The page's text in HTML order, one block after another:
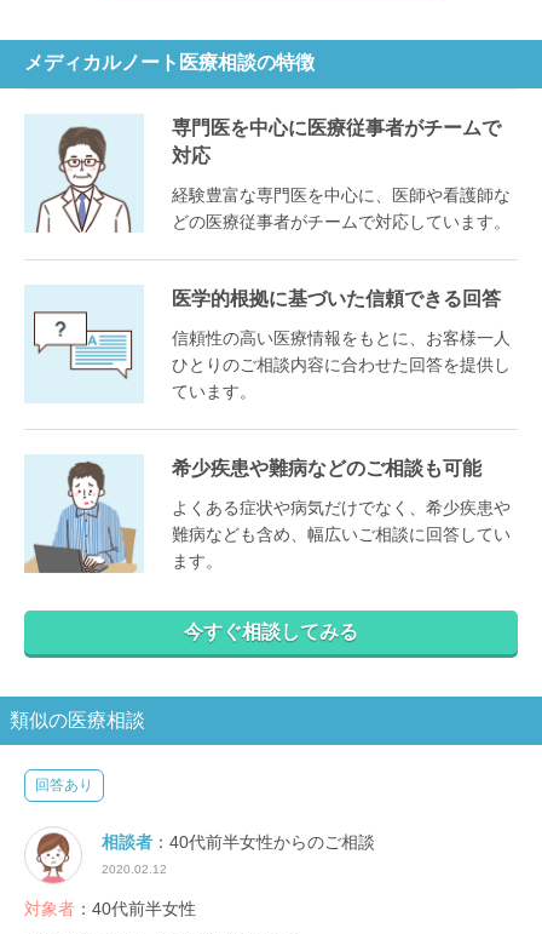
メディカルノート医療相談の特徴
専門医を中心に医療従事者がチームで
対応
経験豊富な専門医を中心に、医師や看護師な
どの医療従事者がチームで対応しています。
医学的根拠に基づいた信頼できる回答
信頼性の高い医療情報をもとに、お客様一人
ひとりのご相談内容に合わせた回答を提供し
ています。
希少疾患や難病などのご相談も可能
よくある症状や病気だけでなく、希少疾患や
難病なども含め、幅広いご相談に回答してい
ます。
今すぐ相談してみる
類似の医療相談
回答あり
相談者 ：40代前半女性からのご相談
2020.02.12
対象者 ：40代前半女性